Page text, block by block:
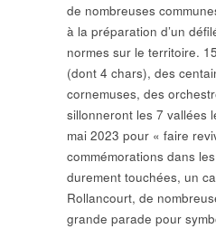
de nombreuses
à la préparation d’un
normes sur le territoire.
(dont 4 chars), des
cornemuses, des
sillonneront les 7 vallées
mai 2023 pour « faire
commémorations dans
durement touchées, un
Rollancourt, de
grande parade pour